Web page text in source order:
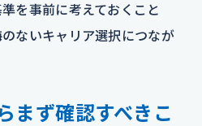
を事前に考えておくこと
ないキャリア選択につなが
まず確認すべきこ